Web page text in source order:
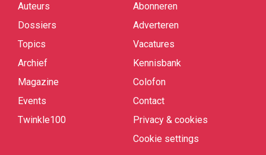
Quick
Auteurs
Dossiers
Topics
Archief
Magazine
Events
Twinkle100
Abonneren
Adverteren
Vacatures
Kennisbank
Colofon
Contact
Privacy & cookies
Cookie settings